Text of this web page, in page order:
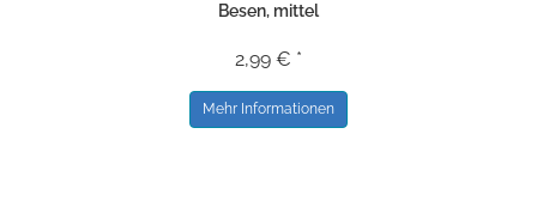
Besen, mittel
2,99 € *
Mehr Informationen